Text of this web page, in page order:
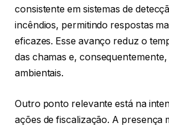
consistente em sistemas de
incêndios, permitindo respostas
eficazes. Esse avanço reduz o
das chamas e, consequentemente,
ambientais.
Outro ponto relevante está na
ações de fiscalização. A presença